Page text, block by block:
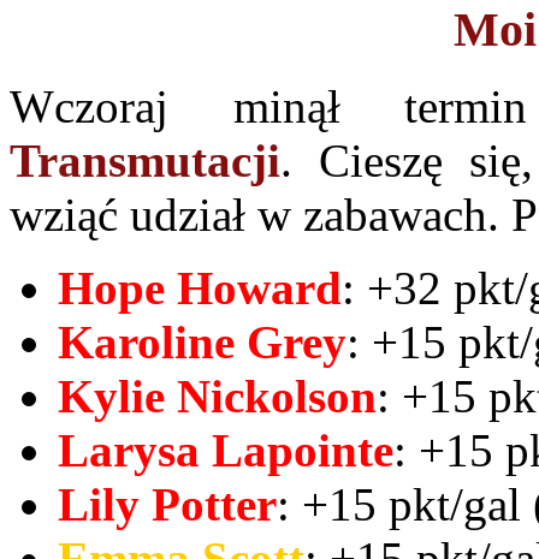
Wczoraj minął
Transmutacji. Cieszę
wziąć udział w zabawach.
Hope Howard: +32
Karoline Grey: +15
Kylie Nickolson: +15
Larysa Lapointe: +15
Lily Potter: +15 pkt/gal